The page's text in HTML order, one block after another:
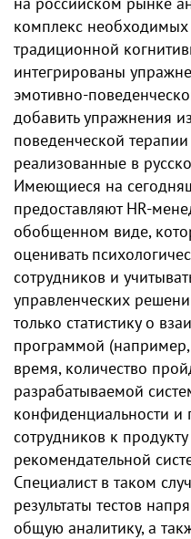
комплекс
традиционной
интегрированы
эмотивно-
добавить упражнения
поведенческой
реализованные в
Имеющиеся на
предоставляют HR-
обобщенном виде,
оценивать
сотрудников и
управленческих
только статистику о
программой
время, количество
разрабатываемой
конфиденциальности
сотрудников к
рекомендательной
Специалист в таком
результаты тестов
общую аналитику, а